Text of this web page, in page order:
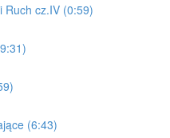
Ruch cz.IV (0:59)
(6:43)